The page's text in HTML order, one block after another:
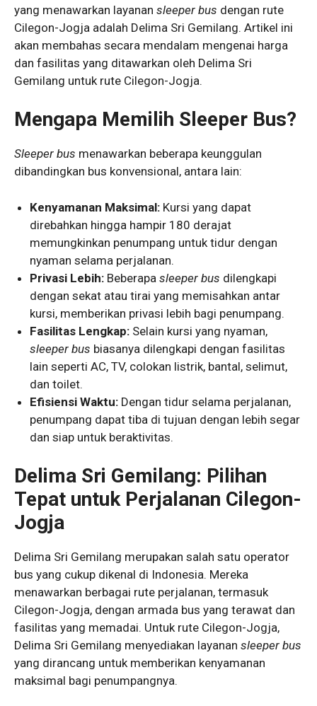
yang menawarkan layanan sleeper bus dengan rute
Cilegon-Jogja adalah Delima Sri Gemilang. Artikel ini
akan membahas secara mendalam mengenai harga
dan fasilitas yang ditawarkan oleh Delima Sri
Gemilang untuk rute Cilegon-Jogja.
Mengapa Memilih Sleeper Bus?
Sleeper bus menawarkan beberapa keunggulan
dibandingkan bus konvensional, antara lain:
Kenyamanan Maksimal: Kursi yang dapat
direbahkan hingga hampir 180 derajat
memungkinkan penumpang untuk tidur dengan
nyaman selama perjalanan.
Privasi Lebih: Beberapasleeper bus dilengkapi
dengan sekat atau tirai yang memisahkan antar
kursi, memberikan privasi lebih bagi penumpang.
Fasilitas Lengkap: Selain kursi yang nyaman,
sleeper bus biasanya dilengkapi dengan fasilitas
lain seperti AC, TV, colokan listrik, bantal, selimut,
dan toilet.
Efisiensi Waktu: Dengan tidur selama perjalanan,
penumpang dapat tiba di tujuan dengan lebih segar
dan siap untuk beraktivitas.
Delima Sri Gemilang: Pilihan
Tepat untuk Perjalanan Cilegon-
Jogja
Delima Sri Gemilang merupakan salah satu operator
bus yang cukup dikenal di Indonesia. Mereka
menawarkan berbagai rute perjalanan, termasuk
Cilegon-Jogja, dengan armada bus yang terawat dan
fasilitas yang memadai. Untuk rute Cilegon-Jogja,
Delima Sri Gemilang menyediakan layanan sleeper bus
yang dirancang untuk memberikan kenyamanan
maksimal bagi penumpangnya.